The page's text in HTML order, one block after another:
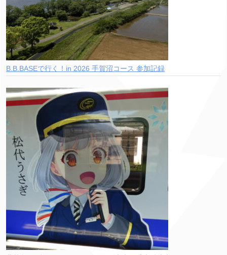
B.B.BASEで行く！in 2026 手賀沼コース 参加記録